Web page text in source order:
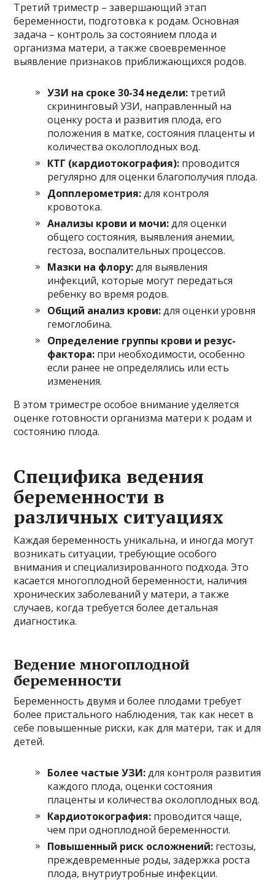
Третий триместр – завершающий этап
беременности, подготовка к родам. Основная
задача – контроль за состоянием плода и
организма матери, а также своевременное
выявление признаков приближающихся родов.
УЗИ на сроке 30-34 недели: третий
скрининговый УЗИ, направленный на
оценку роста и развития плода, его
положения в матке, состояния плаценты и
количества околоплодных вод.
КТГ (кардиотокография): проводится
регулярно для оценки благополучия плода.
Допплерометрия:для контроля
кровотока.
Анализы крови и мочи:для оценки
общего состояния, выявления анемии,
гестоза, воспалительных процессов.
Мазки на флору:для выявления
инфекций, которые могут передаться
ребенку во время родов.
Общий анализ крови:для оценки уровня
гемоглобина.
Определение группы крови и резус-
фактора: при необходимости, особенно
если ранее не определялись или есть
изменения.
В этом триместре особое внимание уделяется
оценке готовности организма матери к родам и
состоянию плода.
Специфика ведения
беременности в
различных ситуациях
Каждая беременность уникальна, и иногда могут
возникать ситуации, требующие особого
внимания и специализированного подхода. Это
касается многоплодной беременности, наличия
хронических заболеваний у матери, а также
случаев, когда требуется более детальная
диагностика.
Ведение многоплодной
беременности
Беременность двумя и более плодами требует
более пристального наблюдения, так как несет в
себе повышенные риски, как для матери, так и для
детей.
Более частые УЗИ:для контроля развития
каждого плода, оценки состояния
плаценты и количества околоплодных вод.
Кардиотокография: проводится чаще,
чем при одноплодной беременности.
Повышенный риск осложнений: гестозы,
преждевременные роды, задержка роста
плода, внутриутробные инфекции.